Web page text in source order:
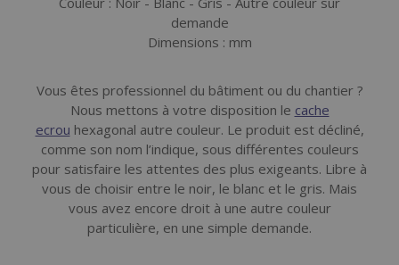
demande
Dimensions : mm
Vous êtes professionnel du bâtiment ou du chantier ?
Nous mettons à votre disposition le cache
ecrou hexagonal autre couleur. Le produit est décliné,
comme son nom l’indique, sous différentes couleurs
pour satisfaire les attentes des plus exigeants. Libre à
vous de choisir entre le noir, le blanc et le gris. Mais
vous avez encore droit à une autre couleur
particulière, en une simple demande.